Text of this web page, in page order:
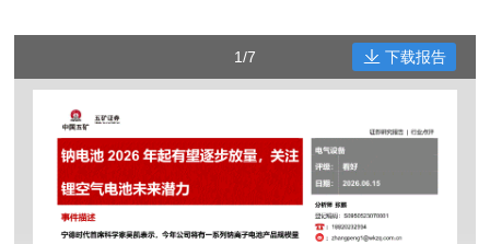
1/7 下载报告